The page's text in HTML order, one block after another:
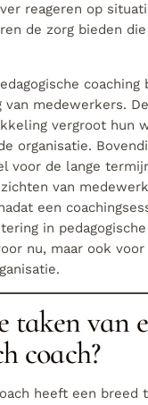
reageren op
de zorg bieden
coaching
van medewerkers.
vergroot hun
organisatie.
voor de lange
van
een
in
nu, maar ook
taken van
coach?
heeft een breed